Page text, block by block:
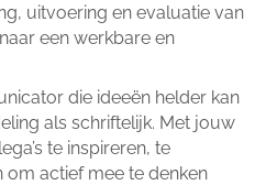
uitvoering en evaluatie van
een werkbare en
die ideeën helder kan
als schriftelijk. Met jouw
te inspireren, te
actief mee te denken